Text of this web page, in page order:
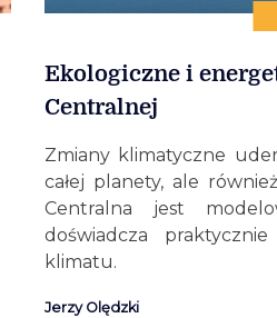
Ekologiczne i
Centralnej
Zmiany klimatyczne
całej planety, ale
Centralna jest
doświadcza
klimatu.
Jerzy Olędzki